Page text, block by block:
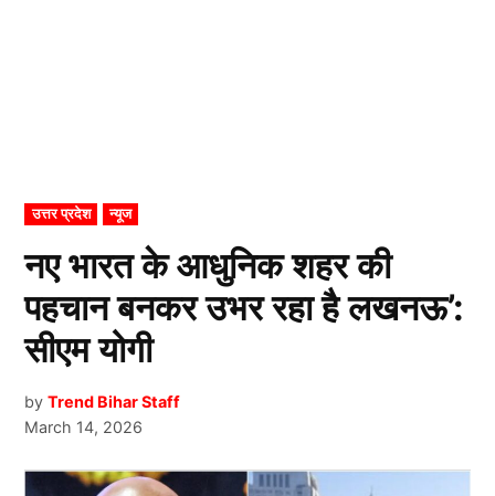
POSTED
IN
उत्तर प्रदेश न्यूज
नए भारत के आधुनिक शहर की
पहचान बनकर उभर रहा है लखनऊ’:
सीएम योगी
by Trend Bihar Staff
March 14, 2026